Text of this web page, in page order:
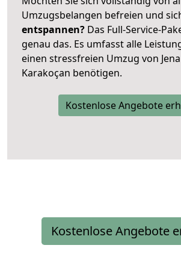
Umzugsbelangen befreien und
entspannen? Das Full-Service-
genau das. Es umfasst alle
einen stressfreien Umzug von
Karakoçan benötigen.
Kostenlose Angebote
Kostenlose Angebote